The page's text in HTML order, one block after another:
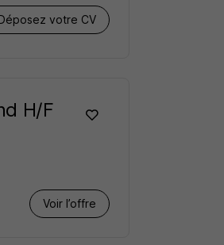
votre CV
H/F
Voir l’offre